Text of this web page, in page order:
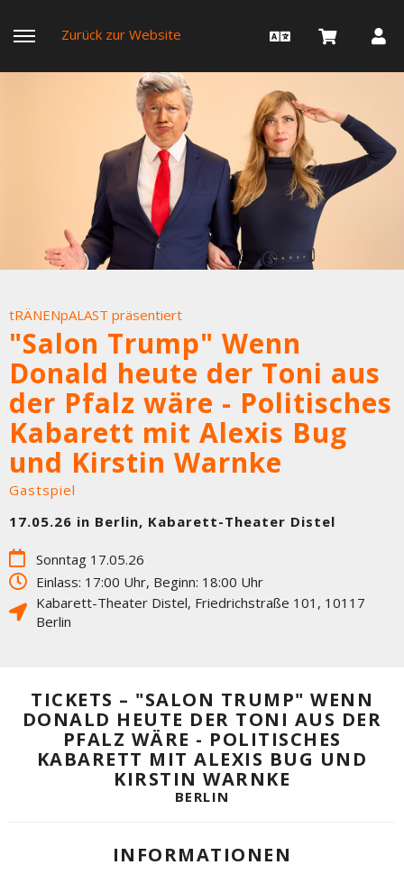
Zurück zur Website
tRÄNENpALAST präsentiert
"Salon Trump" Wenn
Donald heute der Toni aus
der Pfalz wäre - Politisches
Kabarett mit Alexis Bug
und Kirstin Warnke
Gastspiel
17.05.26 in Berlin, Kabarett-Theater Distel
Sonntag 17.05.26
Einlass: 17:00 Uhr, Beginn: 18:00 Uhr
Kabarett-Theater Distel, Friedrichstraße 101 , 10117
Berlin
TICKETS – "SALON TRUMP" WENN
DONALD HEUTE DER TONI AUS DER
PFALZ WÄRE - POLITISCHES
KABARETT MIT ALEXIS BUG UND
KIRSTIN WARNKE
BERLIN
INFORMATIONEN